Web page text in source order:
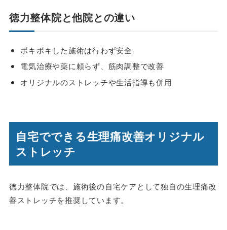
徳力整体院と他院との違い
ボキボキした施術は行わず安全
電気治療や薬に頼らず、筋肉調整で改善
オリジナルのストレッチや生活指導も併用
自宅でできる生理痛改善オリジナル
ストレッチ
徳力整体院では、施術後の自宅ケアとして独自の生理痛改
善ストレッチを推奨しています。